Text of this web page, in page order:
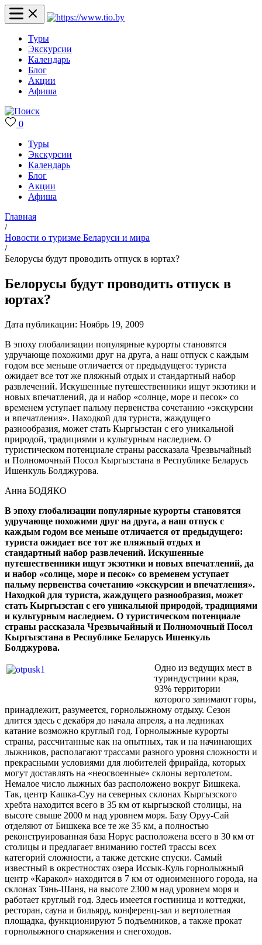
Туры
Экскурсии
Календарь
Блог
Акции
Афиша
0
Туры
Экскурсии
Календарь
Блог
Акции
Афиша
Главная
/
Новости о туризме Беларуси и мира
/
Белорусы будут проводить отпуск в юртах?
Белорусы будут проводить отпуск в
юртах?
Дата публикации: Ноябрь 19, 2009
В эпоху глобализации популярные курорты становятся
удручающе похожими друг на друга, а наш отпуск с каждым
годом все меньше отличается от предыдущего: туриста
ожидает все тот же пляжный отдых и стандартный набор
развлечений. Искушенные путешественники ищут экзотики и
новых впечатлений, да и набор «солнце, море и песок» со
временем уступает пальму первенства сочетанию «экскурсии
и впечатления». Находкой для туриста, жаждущего
разнообразия, может стать Кыргызстан с его уникальной
природой, традициями и культурным наследием. О
туристическом потенциале страны рассказала Чрезвычайный
и Полномочный Посол Кыргызстана в Республике Беларусь
Ишенкуль Болджурова.
Анна БОДЯКО
В эпоху глобализации популярные курорты становятся
удручающе похожими друг на друга, а наш отпуск с
каждым годом все меньше отличается от предыдущего:
туриста ожидает все тот же пляжный отдых и
стандартный набор развлечений. Искушенные
путешественники ищут экзотики и новых впечатлений, да
и набор «солнце, море и песок» со временем уступает
пальму первенства сочетанию «экскурсии и впечатления».
Находкой для туриста, жаждущего разнообразия, может
стать Кыргызстан с его уникальной природой, традициями
и культурным наследием. О туристическом потенциале
страны рассказала Чрезвычайный и Полномочный Посол
Кыргызстана в Республике Беларусь Ишенкуль
Болджурова.
Одно из ведущих мест в
туриндустриии края,
93% территории
которого занимают горы,
принадлежит, разумеется, горнолыжному отдыху. Сезон
длится здесь с декабря до начала апреля, а на ледниках
катание возможно круглый год. Горнолыжные курорты
страны, рассчитанные как на опытных, так и на начинающих
лыжников, располагают трассами разного уровня сложности и
прекрасными условиями для любителей фрирайда, которых
могут доставлять на «неосвоенные» склоны вертолетом.
Немалое число лыжных баз расположено вокруг Бишкека.
Так, центр Кашка-Суу на северных склонах Кыргызского
хребта находится всего в 35 км от кыргызской столицы, на
высоте свыше 2000 м над уровнем моря. Базу Оруу-Сай
отделяют от Бишкека все те же 35 км, а полностью
реконструированная база Норус расположена всего в 30 км от
столицы и предлагает вниманию гостей трассы всех
категорий сложности, а также детские спуски. Самый
известный в окрестностях озера Иссык-Куль горнолыжный
центр «Каракол» находится в 7 км от одноименного города, на
склонах Тянь-Шаня, на высоте 2300 м над уровнем моря и
работает круглый год. Здесь имеется гостиница и коттеджи,
ресторан, сауна и бильярд, конференц-зал и вертолетная
площадка, функционируют 5 подъемников, а также прокат
горнолыжного снаряжения и снегоходов.